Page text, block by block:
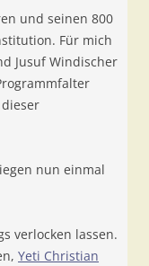
und seinen 800
Für mich
Jusuf Windischer
nun einmal
verlocken lassen.
Yeti Christian